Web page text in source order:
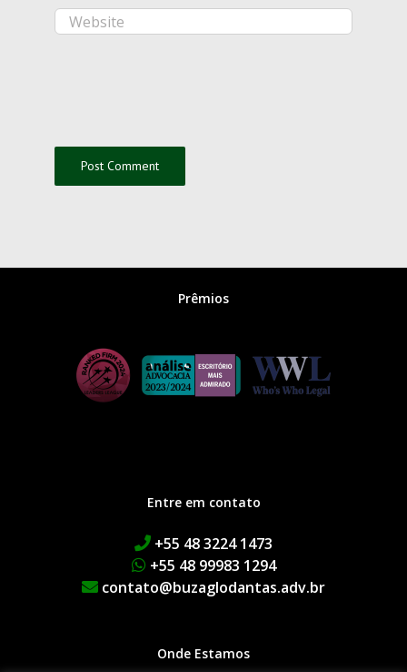
Prêmios
Entre em contato
+55 48 3224 1473
+55 48 99983 1294
contato@buzaglodantas.adv.br
Onde Estamos